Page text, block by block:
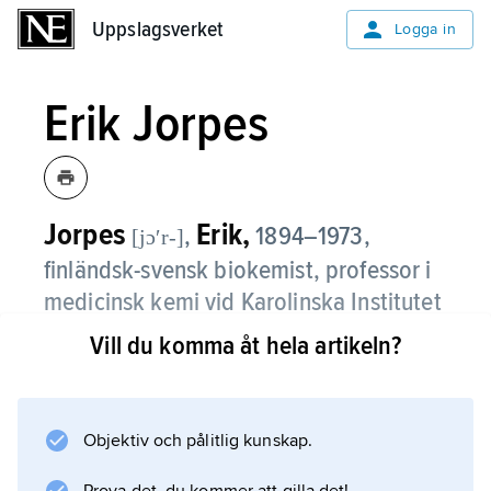
Uppslagsverket Logga in
Erik Jorpes
Jorpes [jɔʹr-], Erik, 1894–1973,
finländsk-svensk biokemist, professor i
medicinsk kemi vid Karolinska Institutet
1947–63.
industriella framställningen av detta då nya
Vill du komma åt hela artikeln?
Objektiv och pålitlig kunskap.